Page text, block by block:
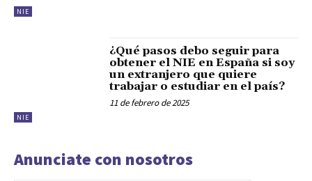
NIE
NIE
¿Qué pasos debo seguir para
obtener el NIE en España si soy
un extranjero que quiere
trabajar o estudiar en el país?
11 de febrero de 2025
Anunciate con nosotros